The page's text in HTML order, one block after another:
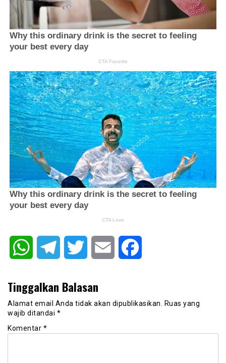
WhatsAppTelegram Twitter Email
Tinggalkan Balasan
Alamat email Anda tidak akan dipublikasikan. Ruas yang
wajib ditandai *
Komentar *